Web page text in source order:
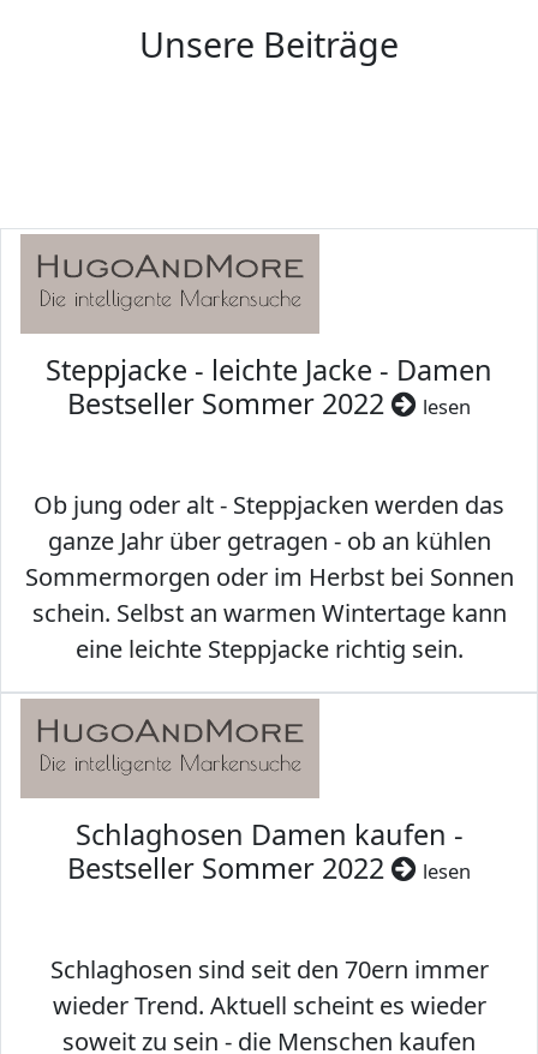
Unsere Beiträge
Steppjacke - leichte Jacke - Damen
Bestseller Sommer 2022
lesen
Ob jung oder alt - Steppjacken werden das
ganze Jahr über getragen - ob an kühlen
Sommermorgen oder im Herbst bei Sonnen
schein. Selbst an warmen Wintertage kann
eine leichte Steppjacke richtig sein.
Schlaghosen Damen kaufen -
Bestseller Sommer 2022
lesen
Schlaghosen sind seit den 70ern immer
wieder Trend. Aktuell scheint es wieder
soweit zu sein - die Menschen kaufen